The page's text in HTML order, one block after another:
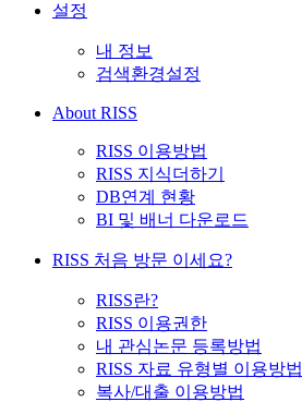
설정
내 정보
검색환경설정
About RISS
RISS 이용방법
RISS 지식더하기
DB연계 현황
BI 및 배너 다운로드
RISS 처음 방문 이세요?
RISS란?
RISS 이용권한
내 관심논문 등록방법
RISS 자료 유형별 이용방법
복사/대출 이용방법